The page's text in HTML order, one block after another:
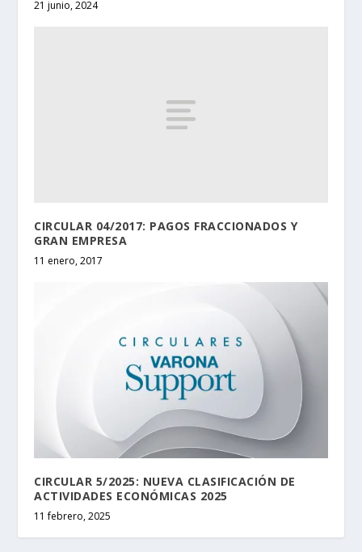
21 junio, 2024
CIRCULAR 04/2017: PAGOS FRACCIONADOS Y
GRAN EMPRESA
11 enero, 2017
CIRCULAR 5/2025: NUEVA CLASIFICACIÓN DE
ACTIVIDADES ECONÓMICAS 2025
11 febrero, 2025